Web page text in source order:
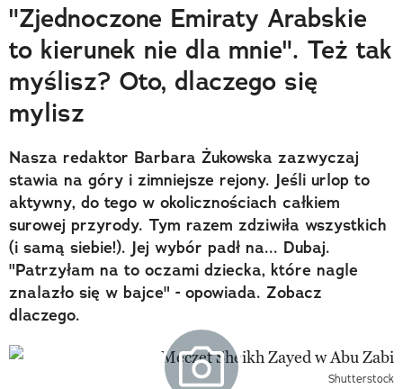
Trendbook Podróżniczy
Polecane
"Zjednoczone Emiraty Arabskie
to kierunek nie dla mnie". Też tak
myślisz? Oto, dlaczego się
mylisz
Nasza redaktor Barbara Żukowska zazwyczaj
stawia na góry i zimniejsze rejony. Jeśli urlop to
aktywny, do tego w okolicznościach całkiem
surowej przyrody. Tym razem zdziwiła wszystkich
(i samą siebie!). Jej wybór padł na... Dubaj.
"Patrzyłam na to oczami dziecka, które nagle
znalazło się w bajce" - opowiada. Zobacz
dlaczego.
Shutterstock